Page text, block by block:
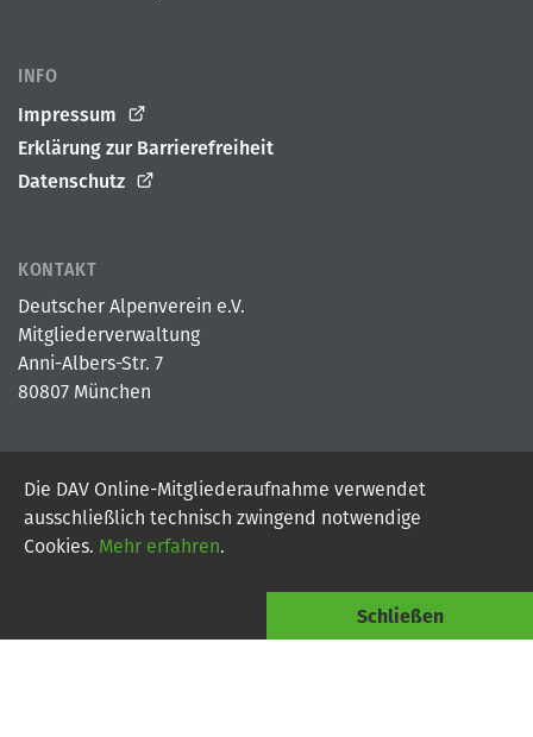
Die DAV Online-Mitgliederaufnahme verwendet
ausschließlich technisch zwingend notwendige
Cookies. Mehr erfahren.
Schließen
INFO
Impressum
Erklärung zur Barrierefreiheit
Datenschutz
KONTAKT
Deutscher Alpenverein e.V.
Mitgliederverwaltung
Anni-Albers-Str. 7
80807 München
© 2026Deutscher Alpenverein e.V.
Powered By Digital Vantage Point